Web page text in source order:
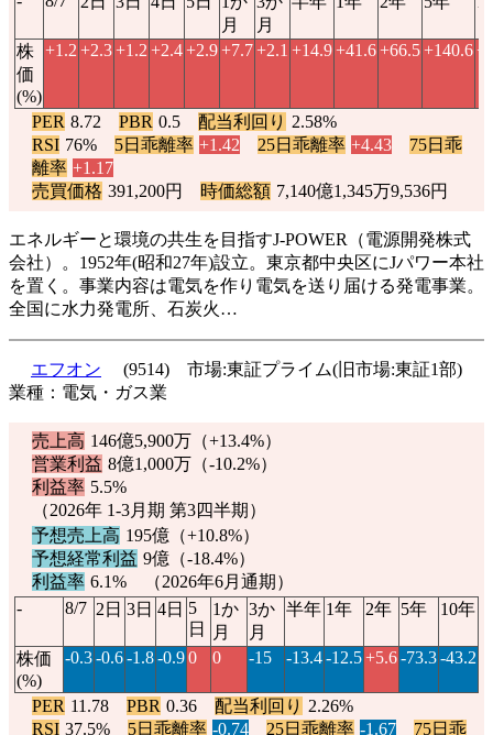
月
月
株
価
(%)
+1.2 +2.3+1.2 +2.4+2.9+7.7+2.1 +14.9+41.6+66.5+140.6
PER 8.72 PBR 0.5 配当利回り 2.58%
RSI 76% 5日乖離率 +1.42 25日乖離率 +4.43
75日乖
離率 +1.17
売買価格 391,200円 時価総額 7,140億1,345万9,536円
エネルギーと環境の共生を目指すJ-POWER（電源開発株式
会社）。1952年(昭和27年)設立。東京都中央区にJパワー本社
を置く。事業内容は電気を作り電気を送り届ける発電事業。
全国に水力発電所、石炭火…
エフオン
(9514) 市場:東証プライム(旧市場:東証1部)
業種：電気・ガス業
売上高 146億5,900万（+13.4%）
営業利益 8億1,000万（-10.2%）
利益率 5.5%
（2026年 1-3月期 第3四半期）
予想売上高 195億（+10.8%）
予想経常利益 9億（-18.4%）
利益率 6.1% （2026年6月通期）
-
8/7 2日 3日 4日 5
日
1か
月
3か
月
半年 1年 2年 5年 10年
株価
(%)
-0.3-0.6-1.8-0.90 0 -15 -13.4-12.5+5.6-73.3-43.2
PER 11.78 PBR 0.36 配当利回り 2.26%
RSI 37.5% 5日乖離率 -0.74 25日乖離率 -1.67 75日乖